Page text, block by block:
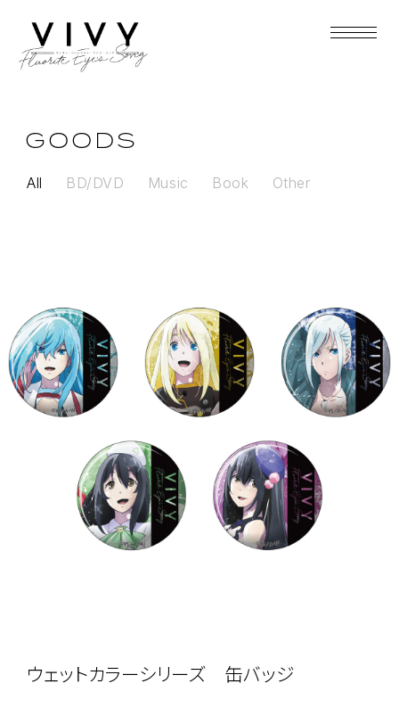
GOODS
All BD/DVD Music Book Other
ウェットカラーシリーズ 缶バッジ